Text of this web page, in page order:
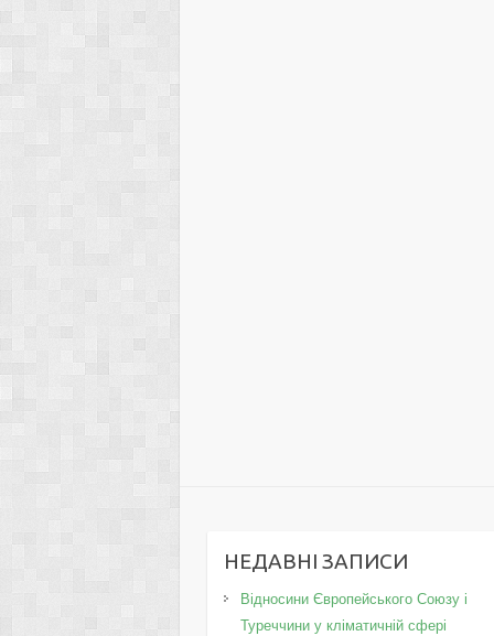
НЕДАВНІ ЗАПИСИ
Відносини Європейського Союзу і
Туреччини у кліматичній сфері